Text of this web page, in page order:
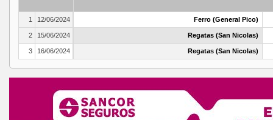
1 12/06/2024 Ferro (General Pico)
2 15/06/2024 Regatas (San Nicolas)
3 16/06/2024 Regatas (San Nicolas)